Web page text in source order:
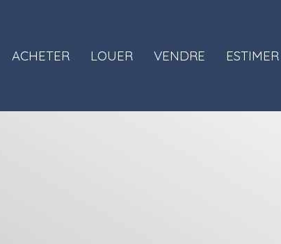
ACHETER LOUER VENDRE ESTIMER